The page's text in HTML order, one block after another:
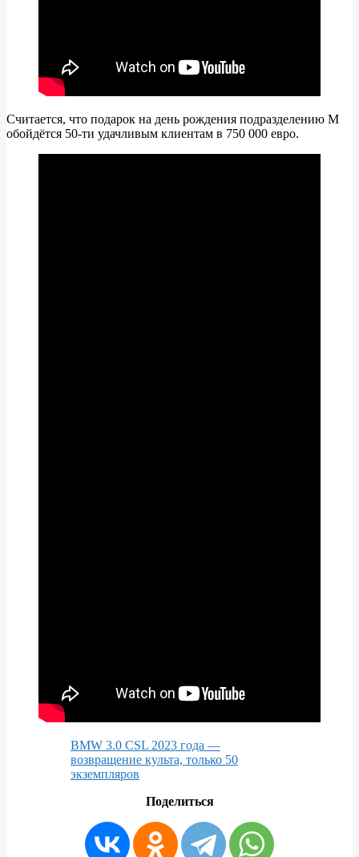
Считается, что подарок на день рождения подразделению M
обойдётся 50-ти удачливым клиентам в 750 000 евро.
BMW 3.0 CSL 2023 года —
возвращение культа, только 50
экземпляров
Поделиться